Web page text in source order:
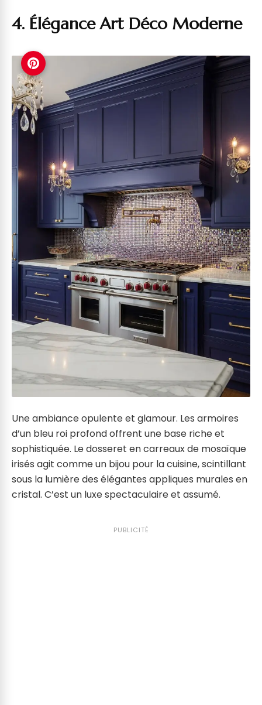
4. Élégance Art Déco Moderne
Une ambiance opulente et glamour. Les armoires
d’un bleu roi profond offrent une base riche et
sophistiquée. Le dosseret en carreaux de mosaïque
irisés agit comme un bijou pour la cuisine, scintillant
sous la lumière des élégantes appliques murales en
cristal. C’est un luxe spectaculaire et assumé.
PUBLICITÉ